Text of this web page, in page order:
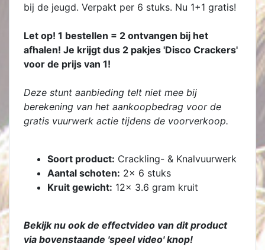
bij de jeugd. Verpakt per 6 stuks. Nu 1+1 gratis!
Let op! 1 bestellen = 2 ontvangen bij het
afhalen! Je krijgt dus 2 pakjes 'Disco Crackers'
voor de prijs van 1!
Deze stunt aanbieding telt niet mee bij
berekening van het aankoopbedrag voor de
gratis vuurwerk actie tijdens de voorverkoop.
Soort product: Crackling- & Knalvuurwerk
Aantal schoten: 2x 6 stuks
Kruit gewicht: 12x 3.6 gram kruit
Bekijk nu ook de effectvideo van dit product
via bovenstaande 'speel video' knop!